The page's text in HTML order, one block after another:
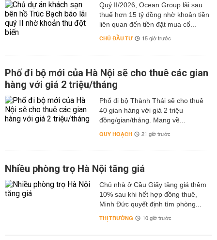
Quý II/2026, Ocean Group lãi sau
thuế hơn 15 tỷ đồng nhờ khoản tiền
liên quan đến tiền đặt mua cổ...
CHỦ ĐẦU TƯ 15 giờ trước
Phố đi bộ mới của Hà Nội sẽ cho thuê các gian
hàng với giá 2 triệu/tháng
Phố đi bộ Thành Thái sẽ cho thuê
40 gian hàng với giá 2 triệu
đồng/gian/tháng. Mang về...
QUY HOẠCH 21 giờ trước
Nhiều phòng trọ Hà Nội tăng giá
Chủ nhà ở Cầu Giấy tăng giá thêm
10% sau khi hết hợp đồng thuê,
Minh Đức quyết định tìm phòng...
THỊ TRƯỜNG 10 giờ trước